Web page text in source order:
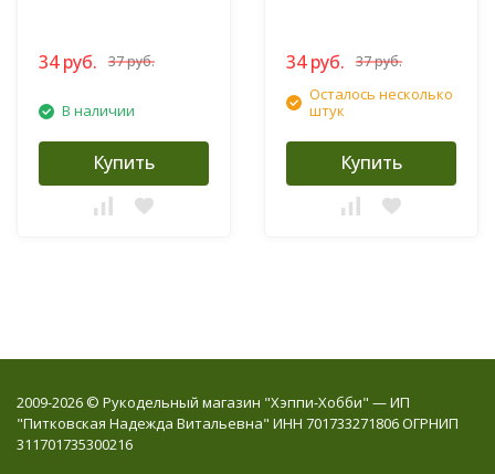
34 руб. 37 руб.
В наличии
Купить
34 руб. 37 руб.
Осталось несколько
штук
Купить
2009-2026 © Рукодельный магазин "Хэппи-Хобби" — ИП
"Питковская Надежда Витальевна" ИНН 701733271806 ОГРНИП
311701735300216